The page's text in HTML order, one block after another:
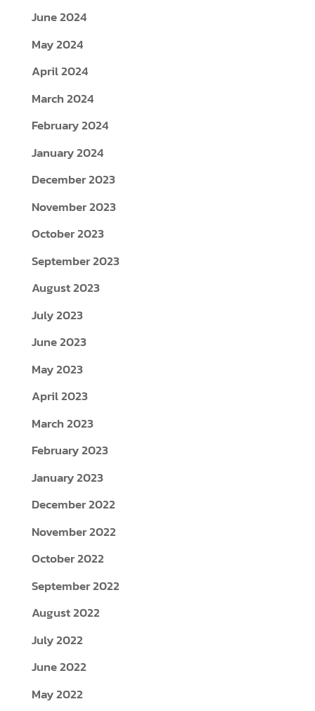
June 2024
May 2024
April 2024
March 2024
February 2024
January 2024
December 2023
November 2023
October 2023
September 2023
August 2023
July 2023
June 2023
May 2023
April 2023
March 2023
February 2023
January 2023
December 2022
November 2022
October 2022
September 2022
August 2022
July 2022
June 2022
May 2022